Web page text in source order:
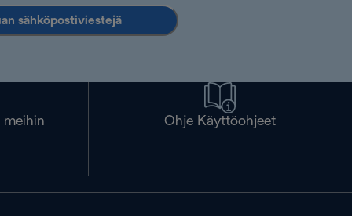
sähköpostiviestejä
meihin Ohje Käyttöohjeet